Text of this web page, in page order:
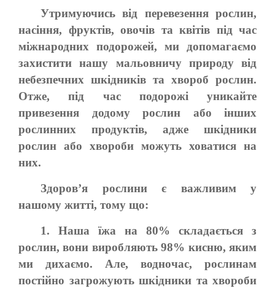
Утримуючись від перевезення рослин,
насіння, фруктів, овочів та квітів під час
міжнародних подорожей, ми допомагаємо
захистити нашу мальовничу природу від
небезпечних шкідників та хвороб рослин.
Отже, під час подорожі уникайте
привезення додому рослин або інших
рослинних продуктів, адже шкідники
рослин або хвороби можуть ховатися на
них.
Здоров’я рослини є важливим у
нашому житті, тому що:
1. Наша їжа на 80% складається з
рослин, вони виробляють 98% кисню, яким
ми дихаємо. Але, водночас, рослинам
постійно загрожують шкідники та хвороби